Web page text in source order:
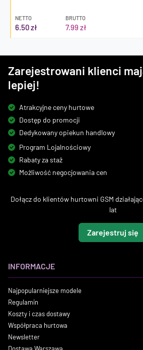
NETTO
6.50 zł
BRUTTO
7.99 zł
Zarejestrowani klienci
lepiej!
Atrakcyjne ceny hurtowe
Dostęp do promocji
Dedykowany opiekun handlowy
Program Lojalnościowy
Rabaty za staż
Możliwość negocjowania cen
Dołącz do klientów hurtowni GSM
lat
Zarejestruj się
INFORMACJE
Najpopularniejsze modele
Regulamin
Koszty i czas dostawy
Współpraca hurtowa
Newsletter